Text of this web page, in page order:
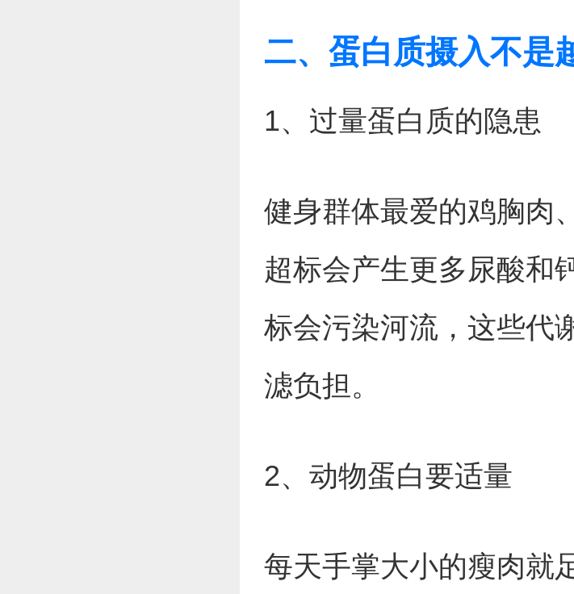
二、蛋白质摄入不是
1、过量蛋白质的隐患
健身群体最爱的鸡胸肉
超标会产生更多尿酸和
标会污染河流，这些代
滤负担。
2、动物蛋白要适量
每天手掌大小的瘦肉就